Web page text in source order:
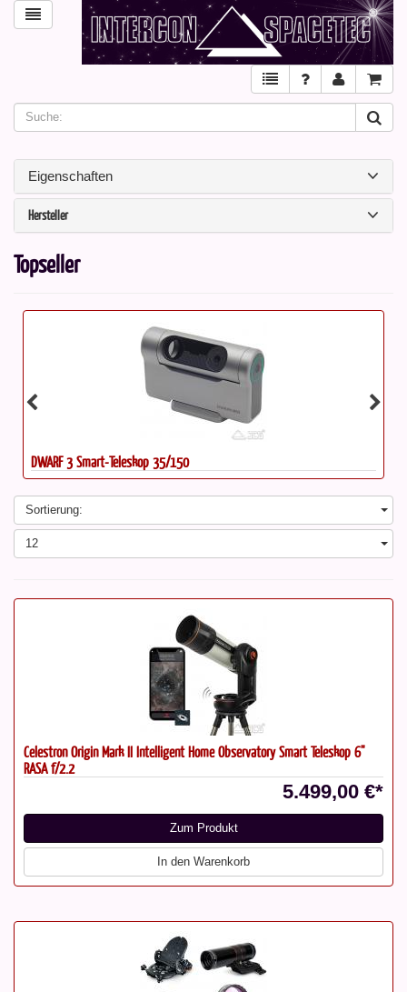
Eigenschaften
Hersteller
Topseller
DWARF 3 Smart-Teleskop 35/150
Sortierung:
12
Celestron Origin Mark II Intelligent Home Observatory Smart Teleskop 6"
RASA f/2.2
5.499,00 €*
Zum Produkt
In den Warenkorb